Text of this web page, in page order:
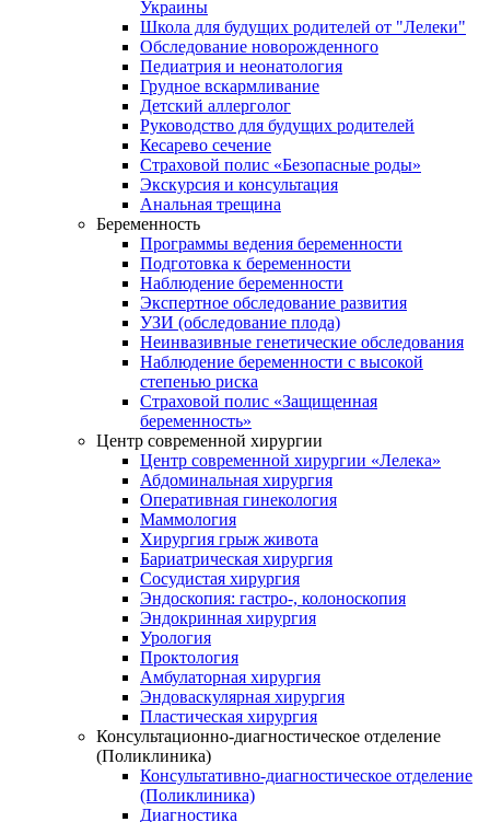
Украины
Школа для будущих родителей от "Лелеки"
Обследование новорожденного
Педиатрия и неонатология
Грудное вскармливание
Детский аллерголог
Руководство для будущих родителей
Кесарево сечение
Страховой полис «Безопасные роды»
Экскурсия и консультация
Анальная трещина
Беременность
Программы ведения беременности
Подготовка к беременности
Наблюдение беременности
Экспертное обследование развития
УЗИ (обследование плода)
Неинвазивные генетические обследования
Наблюдение беременности с высокой
степенью риска
Страховой полис «Защищенная
беременность»
Центр современной хирургии
Центр современной хирургии «Лелека»
Абдоминальная хирургия
Оперативная гинекология
Маммология
Хирургия грыж живота
Бариатрическая хирургия
Сосудистая хирургия
Эндоскопия: гастро-, колоноскопия
Эндокринная хирургия
Урология
Проктология
Амбулаторная хирургия
Эндоваскулярная хирургия
Пластическая хирургия
Консультационно-диагностическое отделение
(Поликлиника)
Консультативно-диагностическое отделение
(Поликлиника)
Диагностика